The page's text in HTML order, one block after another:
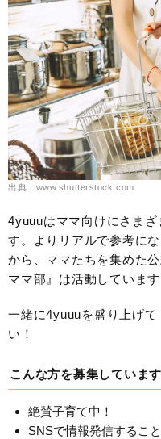
出典：www.shutterstock.com
4yuuuはママ向けにさま
す。よりリアルで参考に
から、ママたちを集めた
ママ部』は活動していま
一緒に4yuuuを盛り上げ
い！
こんな方を募集しています
絶賛子育て中！
SNSで情報発信するこ